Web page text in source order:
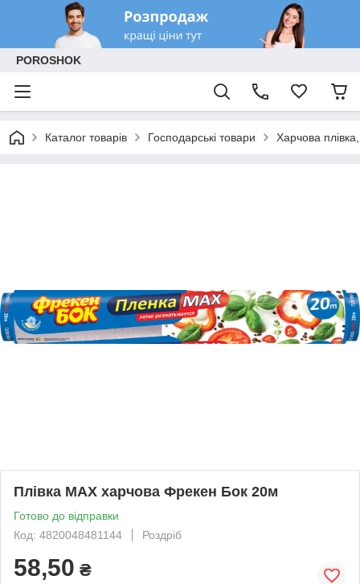
POROSHOK
Каталог товарів Господарські товари Харчова
Плівка MAX харчова Фрекен Бок 20м
Готово до відправки
Код: 4820048481144
Роздріб
58,50 ₴